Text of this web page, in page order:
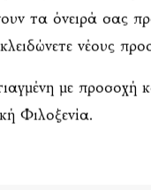
τα όνειρά σας
νέους
με προσοχή
Φιλοξενία.